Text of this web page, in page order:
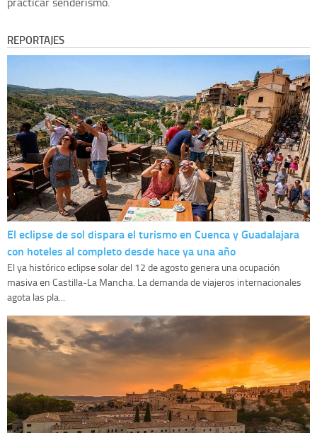
REPORTAJES
El eclipse de sol dispara el turismo en Cuenca y Guadalajara
con hoteles al completo desde hace ya una año
El ya histórico eclipse solar del 12 de agosto genera una ocupación
masiva en Castilla-La Mancha. La demanda de viajeros internacionales
agota las pla...